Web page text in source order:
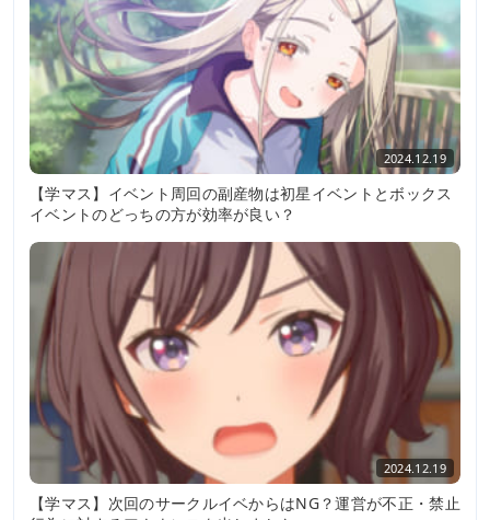
2024.12.19
【学マス】イベント周回の副産物は初星イベントとボックス
イベントのどっちの方が効率が良い？
2024.12.19
【学マス】次回のサークルイベからはNG？運営が不正・禁止